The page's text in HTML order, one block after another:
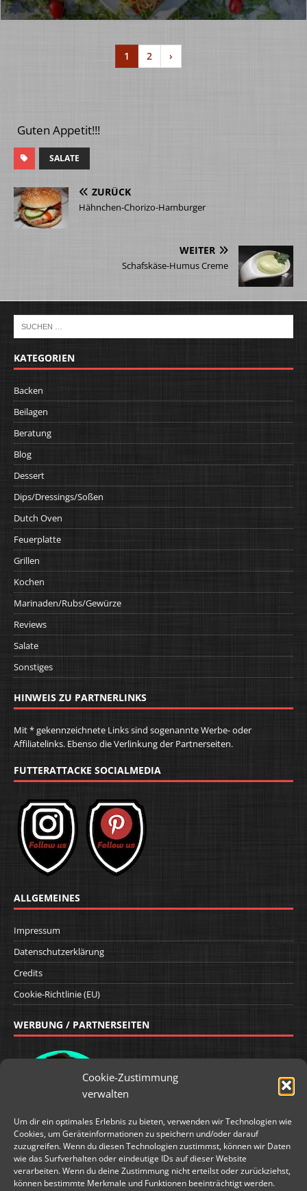
Cookie-Zustimmung
verwalten
Um dir ein optimales Erlebnis zu bieten, verwenden wir Technologien wie
Cookies, um Geräteinformationen zu speichern und/oder darauf
zuzugreifen. Wenn du diesen Technologien zustimmst, können wir Daten
wie das Surfverhalten oder eindeutige IDs auf dieser Website
verarbeiten. Wenn du deine Zustimmung nicht erteilst oder zurückziehst,
können bestimmte Merkmale und Funktionen beeinträchtigt werden.
1 2 ›
Guten Appetit!!!
SALATE
ZURÜCK
Hähnchen-Chorizo-Hamburger
WEITER
Schafskäse-Humus Creme
KATEGORIEN
Backen
Beilagen
Beratung
Blog
Dessert
Dips/Dressings/Soßen
Dutch Oven
Feuerplatte
Grillen
Kochen
Marinaden/Rubs/Gewürze
Reviews
Salate
Sonstiges
HINWEIS ZU PARTNERLINKS
Mit * gekennzeichnete Links sind sogenannte Werbe- oder
Affiliatelinks. Ebenso die Verlinkung der Partnerseiten.
FUTTERATTACKE SOCIALMEDIA
ALLGEMEINES
Impressum
Datenschutzerklärung
Credits
Cookie-Richtlinie (EU)
WERBUNG / PARTNERSEITEN